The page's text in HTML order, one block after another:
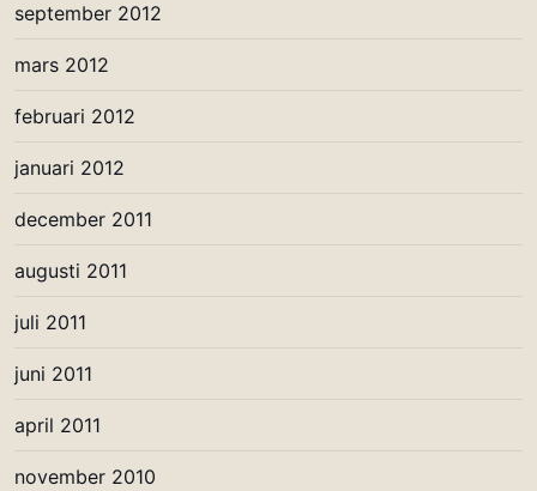
september 2012
mars 2012
februari 2012
januari 2012
december 2011
augusti 2011
juli 2011
juni 2011
april 2011
november 2010